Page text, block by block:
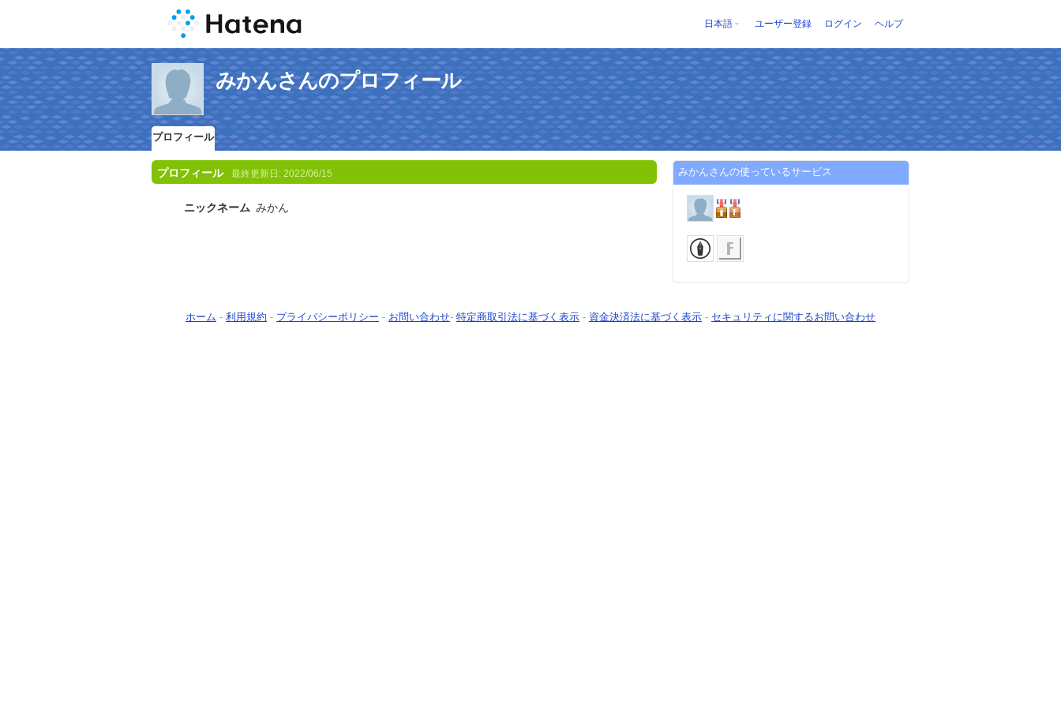
日本語 ユーザー登録 ログイン ヘルプ
みかんさんのプロフィール
プロフィール
プロフィール 最終更新日: 2022/06/15
ニックネーム みかん
みかんさんの使っているサービス
ホーム - 利用規約 - プライバシーポリシー - お問い合わせ- 特定商取引法に基づく表示 - 資金決済法に基づく表示 - セキュリティに関するお問い合わせ